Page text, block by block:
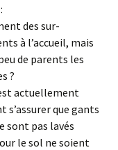
des sur-
à l’accueil, mais
de parents les
?
actuellement
s’assurer que gants
sont pas lavés
le sol ne soient